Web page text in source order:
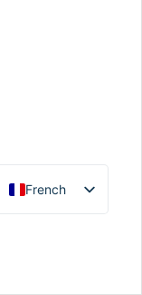
French
English